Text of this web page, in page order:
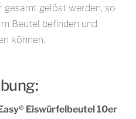
gesamt gelöst werden, so
Beutel befinden und
können.
Eiswürfelbeutel 10er